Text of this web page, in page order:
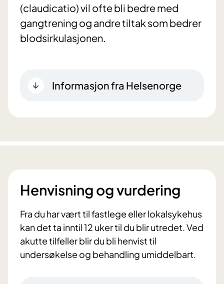
(claudicatio) vil ofte bli bedre med
gangtrening og andre tiltak som bedrer
blodsirkulasjonen.
Informasjon fra Helsenorge
Henvisning og vurdering
Fra du har vært til fastlege eller lokalsykehus
kan det ta inntil 12 uker til du blir utredet. Ved
akutte tilfeller blir du bli henvist til
undersøkelse og behandling umiddelbart.